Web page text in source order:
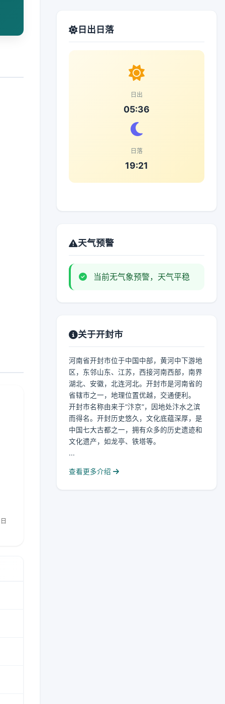
日出日落
日出
05:36
日落
19:21
天气预警
当前无气象预警，天气平稳
关于开封市
河南省开封市位于中国中部，黄河中下游地
区，东邻山东、江苏，西接河南西部，南界
湖北、安徽，北连河北。开封市是河南省的
省辖市之一，地理位置优越，交通便利。
开封市名称由来于“汴京”，因地处汴水之滨
而得名。开封历史悠久，文化底蕴深厚，是
中国七大古都之一，拥有众多的历史遗迹和
文化遗产，如龙亭、铁塔等。
...
查看更多介绍